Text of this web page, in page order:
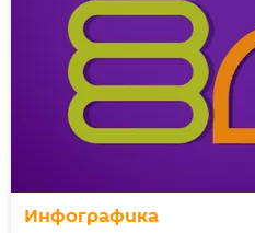
Инфографика